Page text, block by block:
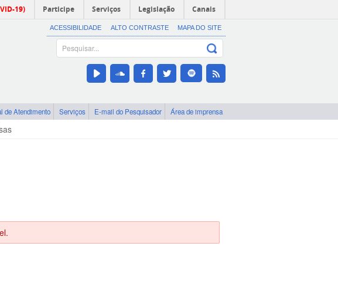
19) Participe Serviços Legislação Canais
ACESSIBILIDADE ALTO CONTRASTE MAPA DO SITE
de Atendimento Serviços E-mail do Pesquisador Área de imprensa